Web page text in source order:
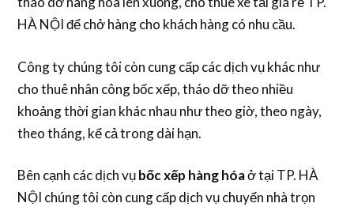
HÀ NỘI để chở hàng cho khách hàng có nhu cầu.
Công ty chúng tôi còn cung cấp các dịch vụ khác như
cho thuê nhân công bốc xếp, tháo dỡ theo nhiều
khoảng thời gian khác nhau như theo giờ, theo ngày,
theo tháng, kể cả trong dài hạn.
Bên cạnh các dịch vụbốc xếp hàng hóaở tại TP. HÀ
NỘI chúng tôi còn cung cấp dịch vụ chuyển nhà trọn